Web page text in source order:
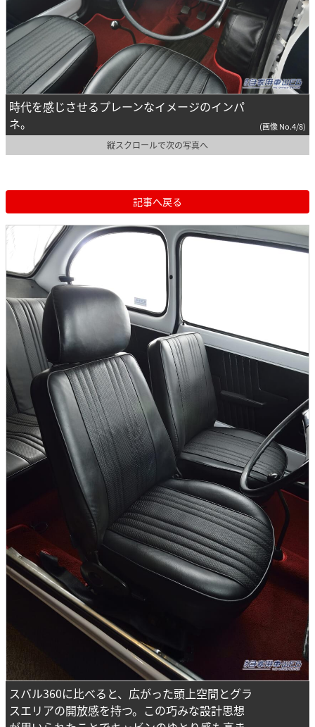
時代を感じさせるプレーンなイメージのインパ
ネ。
(画像 No.4/8)
縦スクロールで次の写真へ
記事へ戻る
スバル360に比べると、広がった頭上空間とグラ
スエリアの開放感を持つ。この巧みな設計思想